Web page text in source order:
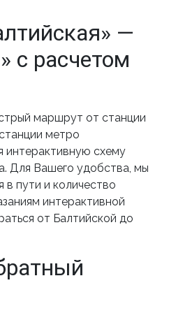
—
с расчетом
маршрут от станции
метро
интерактивную схему
Для Вашего удобства, мы
в пути и количество
интерактивной
от Балтийской до